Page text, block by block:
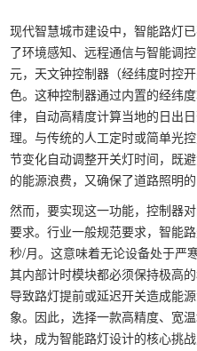
现代智慧城市建设中，智能路灯
了环境感知、远程通信与智能调
元，天文钟控制器（经纬度时控
色。这种控制器通过内置的经纬
律，自动高精度计算当地的日出
理。与传统的人工定时或简单光
节变化自动调整开关灯时间，既
的能源浪费，又确保了道路照明的
然而，要实现这一功能，控制器
要求。行业一般规范要求，智能
秒/月。这意味着无论设备处于严
其内部计时模块都必须保持极高
导致路灯提前或延迟开关造成能
象。因此，选择一款高精度、宽
块，成为智能路灯设计的核心挑战